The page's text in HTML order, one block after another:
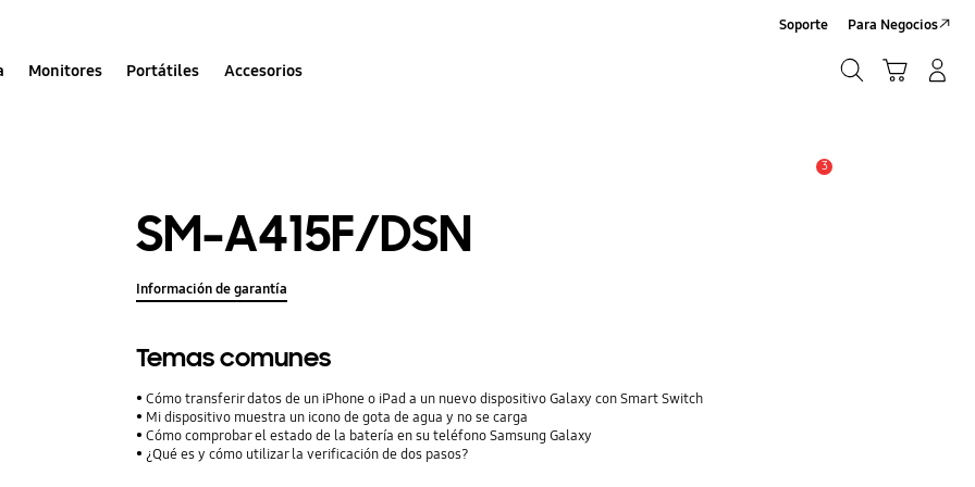
Monitores Portátiles Accesorios
Soporte Para Negocios
3
SM-A415F/DSN
Información de garantía
Temas comunes
Cómo transferir datos de un iPhone o iPad a un nuevo dispositivo Galaxy con Smart Switch
Mi dispositivo muestra un icono de gota de agua y no se carga
Cómo comprobar el estado de la batería en su teléfono Samsung Galaxy
¿Qué es y cómo utilizar la verificación de dos pasos?